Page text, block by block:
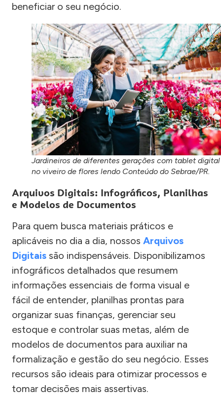
beneficiar o seu negócio.
Jardineiros de diferentes gerações com tablet digital
no viveiro de flores lendo Conteúdo do Sebrae/PR.
Arquivos Digitais: Infográficos, Planilhas
e Modelos de Documentos
Para quem busca materiais práticos e
aplicáveis no dia a dia, nossos Arquivos
Digitais são indispensáveis. Disponibilizamos
infográficos detalhados que resumem
informações essenciais de forma visual e
fácil de entender, planilhas prontas para
organizar suas finanças, gerenciar seu
estoque e controlar suas metas, além de
modelos de documentos para auxiliar na
formalização e gestão do seu negócio. Esses
recursos são ideais para otimizar processos e
tomar decisões mais assertivas.